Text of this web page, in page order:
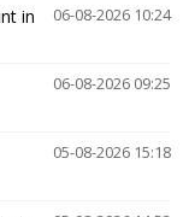
06-08-2026 10:24
in
06-08-2026 09:25
05-08-2026 15:18